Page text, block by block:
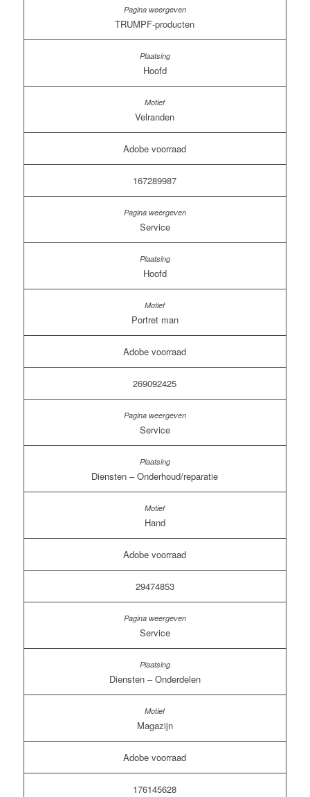
TRUMPF-producten
Hoofd
Velranden
Adobe voorraad
167289987
Service
Hoofd
Portret man
Adobe voorraad
269092425
Service
Diensten – Onderhoud/reparatie
Hand
Adobe voorraad
29474853
Service
Diensten – Onderdelen
Magazijn
Adobe voorraad
176145628